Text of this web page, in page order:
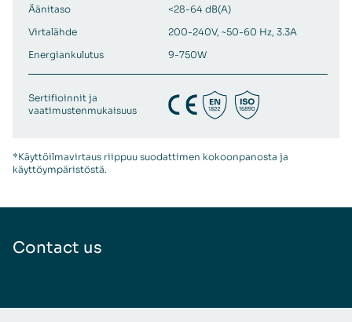
Äänitaso
<28-64 dB(A)
Virtalähde
200-240V, ~50-60 Hz, 3.3A
Energiankulutus
9-750W
Sertifioinnit ja
vaatimustenmukaisuus
*Käyttöilmavirtaus riippuu suodattimen kokoonpanosta ja
käyttöympäristöstä.
Contact us